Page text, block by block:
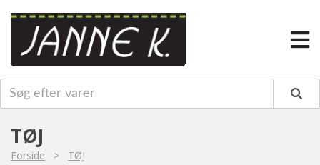
TØJ
Forside > TØJ